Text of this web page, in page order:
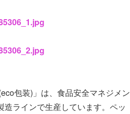
包装)」は、食品安全マネジメン
造ラインで生産しています。ペッ